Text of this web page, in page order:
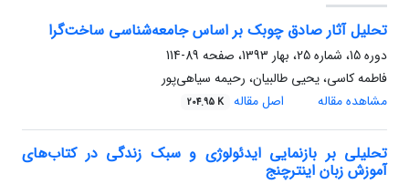
تحلیل آثار صادق چوبک بر اساس جامعه‌شناسی ساخت‌گرا
دوره 15، شماره 25، بهار 1393، صفحه
89-114
فاطمه کاسی، یحیی طالبیان، رحیمه سیاهی‌پور
مشاهده مقاله
اصل مقاله 204.95 K
تحلیلی بر بازنمایی ایدئولوژی و سبک زندگی در کتاب‌های
آموزش زبان اینترچنج